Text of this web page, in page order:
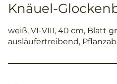
Knäuel-
weiß, VI-VIII, 40 cm, Blatt
ausläufertreibend,